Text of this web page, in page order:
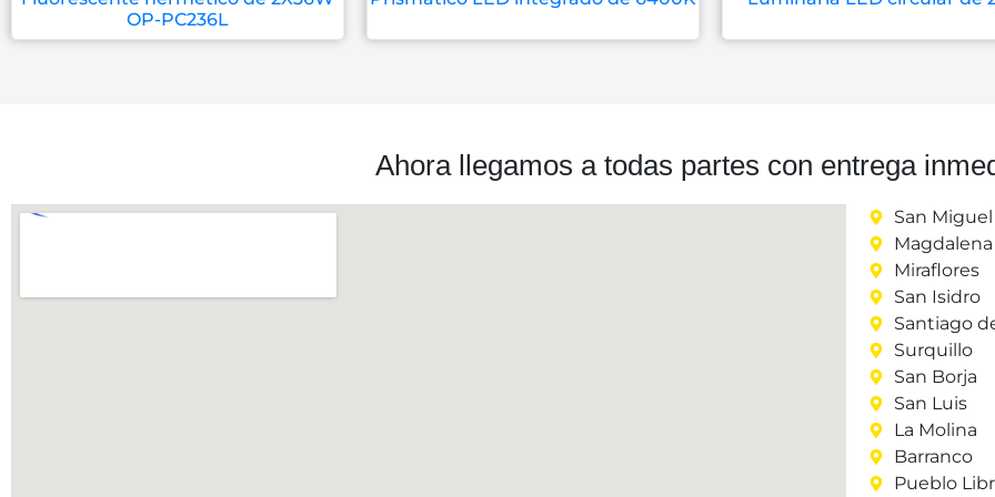
OP-PC236L
Ahora llegamos a todas partes con entrega
San Miguel
Miraflores
San Isidro
Santiago
Surquillo
San Borja
San Luis
La Molina
Barranco
Pueblo